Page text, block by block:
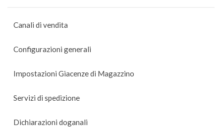
Canali di vendita
Configurazioni generali
Impostazioni Giacenze di Magazzino
Servizi di spedizione
Dichiarazioni doganali